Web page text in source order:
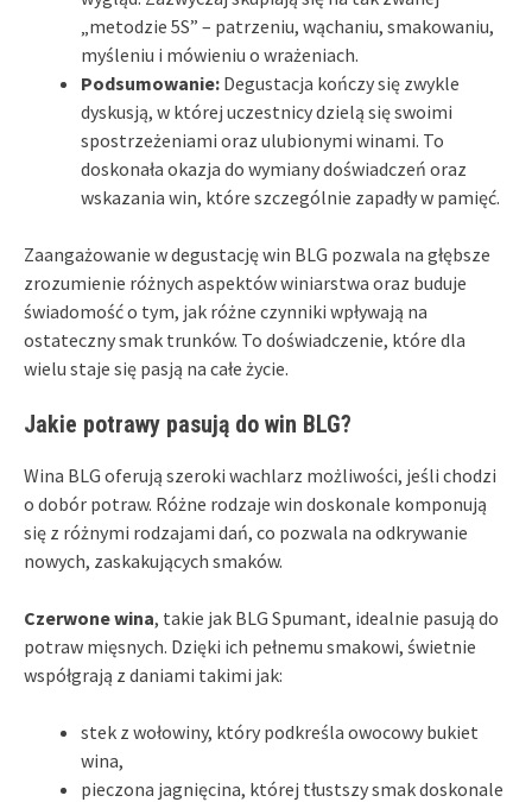
„metodzie 5S” – patrzeniu, wąchaniu, smakowaniu,
myśleniu i mówieniu o wrażeniach.
Podsumowanie: Degustacja kończy się zwykle
dyskusją, w której uczestnicy dzielą się swoimi
spostrzeżeniami oraz ulubionymi winami. To
doskonała okazja do wymiany doświadczeń oraz
wskazania win, które szczególnie zapadły w pamięć.
Zaangażowanie w degustację win BLG pozwala na głębsze
zrozumienie różnych aspektów winiarstwa oraz buduje
świadomość o tym, jak różne czynniki wpływają na
ostateczny smak trunków. To doświadczenie, które dla
wielu staje się pasją na całe życie.
Jakie potrawy pasują do win BLG?
Wina BLG oferują szeroki wachlarz możliwości, jeśli chodzi
o dobór potraw. Różne rodzaje win doskonale komponują
się z różnymi rodzajami dań, co pozwala na odkrywanie
nowych, zaskakujących smaków.
Czerwone wina, takie jak BLG Spumant, idealnie pasują do
potraw mięsnych. Dzięki ich pełnemu smakowi, świetnie
współgrają z daniami takimi jak:
stek z wołowiny, który podkreśla owocowy bukiet
wina,
pieczona jagnięcina, której tłustszy smak doskonale